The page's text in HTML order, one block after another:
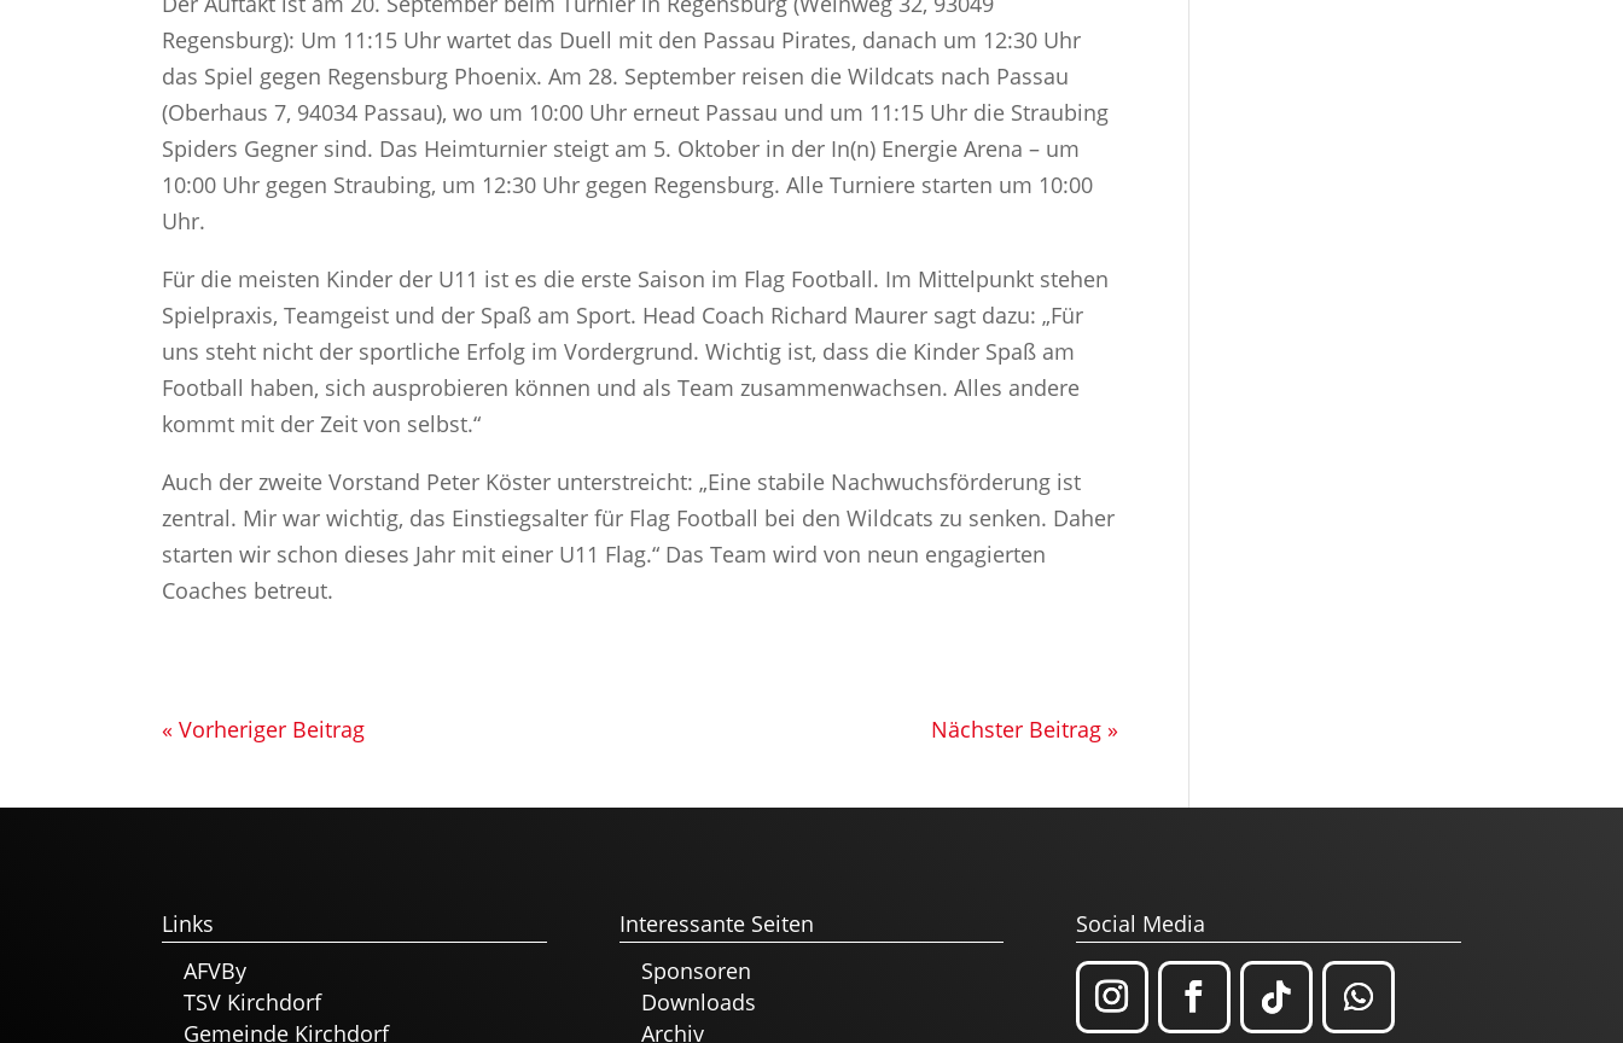
Regensburg): Um 11:15 Uhr wartet das Duell mit den Passau Pirates, danach um 12:30 Uhr
das Spiel gegen Regensburg Phoenix. Am 28. September reisen die Wildcats nach Passau
(Oberhaus 7, 94034 Passau), wo um 10:00 Uhr erneut Passau und um 11:15 Uhr die Straubing
Spiders Gegner sind. Das Heimturnier steigt am 5. Oktober in der In(n) Energie Arena – um
10:00 Uhr gegen Straubing, um 12:30 Uhr gegen Regensburg. Alle Turniere starten um 10:00
Uhr.
Für die meisten Kinder der U11 ist es die erste Saison im Flag Football. Im Mittelpunkt stehen
Spielpraxis, Teamgeist und der Spaß am Sport. Head Coach Richard Maurer sagt dazu: „Für
uns steht nicht der sportliche Erfolg im Vordergrund. Wichtig ist, dass die Kinder Spaß am
Football haben, sich ausprobieren können und als Team zusammenwachsen. Alles andere
kommt mit der Zeit von selbst.“
Auch der zweite Vorstand Peter Köster unterstreicht: „Eine stabile Nachwuchsförderung ist
zentral. Mir war wichtig, das Einstiegsalter für Flag Football bei den Wildcats zu senken. Daher
starten wir schon dieses Jahr mit einer U11 Flag.“ Das Team wird von neun engagierten
Coaches betreut.
« Vorheriger Beitrag Nächster Beitrag »
Links
AFVBy
TSV Kirchdorf
Gemeinde Kirchdorf
Interessante Seiten
Sponsoren
Downloads
Archiv
Social Media